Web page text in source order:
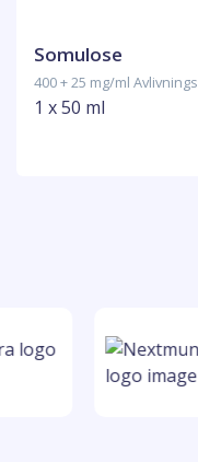
Somulose
400 + 25 mg/ml
1 x 50 ml